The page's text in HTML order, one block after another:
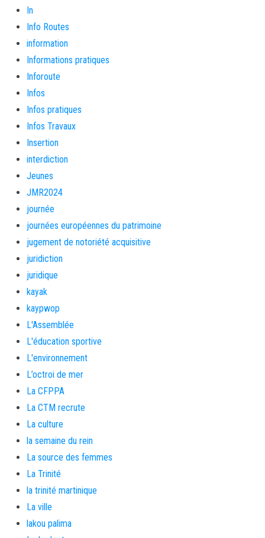
In
Info Routes
information
Informations pratiques
Inforoute
Infos
Infos pratiques
Infos Travaux
Insertion
interdiction
Jeunes
JMR2024
journée
journées européennes du patrimoine
jugement de notoriété acquisitive
juridiction
juridique
kayak
kaypwop
L'Assemblée
L'éducation sportive
L'environnement
L’octroi de mer
La CFPPA
La CTM recrute
La culture
la semaine du rein
La source des femmes
La Trinité
la trinité martinique
La ville
lakou palima